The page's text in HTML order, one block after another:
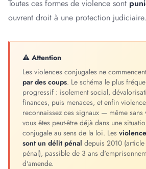
Toutes ces formes de violence sont
ouvrent droit à une protection judiciaire.
⚠ Attention
Les violences conjugales ne
par des coups. Le schéma le plus
progressif : isolement social,
finances, puis menaces, et enfin
reconnaissez ces signaux — même
vous êtes peut-être déjà dans une
conjugale au sens de la loi. Les
sont un délit pénal depuis 2010
pénal), passible de 3 ans
d'amende.